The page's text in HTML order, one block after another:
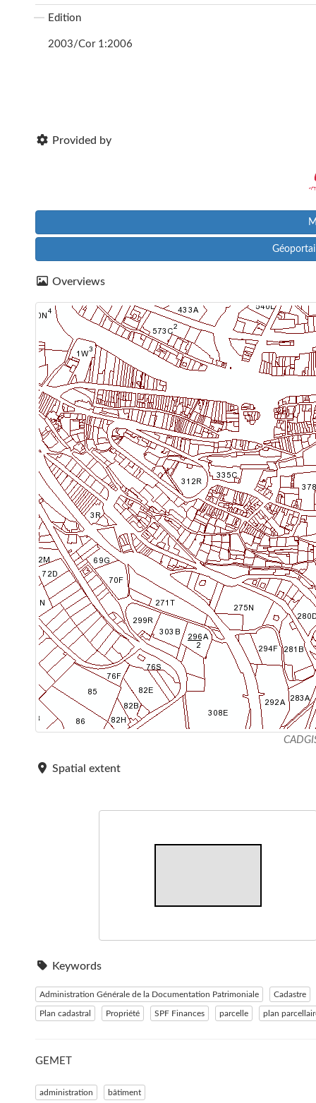
Edition
2003/Cor 1:2006
Provided by
Overviews
Spatial extent
Keywords
Administration Générale de la Documentation Patrimoniale Cadastre
Plan cadastral Propriété SPF Finances parcelle plan
GEMET
administration bâtiment